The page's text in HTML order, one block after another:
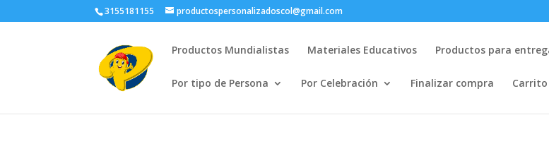
3155181155 productospersonalizadoscol@gmail.com
Productos Mundialistas Materiales Educativos Productos para
Por tipo de Persona Por Celebración Finalizar compra Carrito